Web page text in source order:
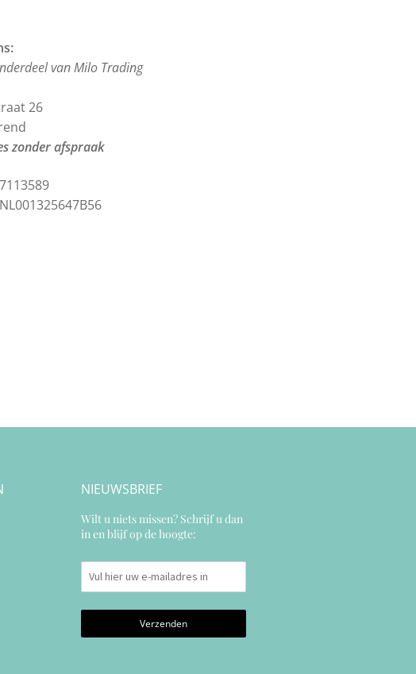
van Milo Trading
26
zonder afspraak
NL001325647B56
NIEUWSBRIEF
Wilt u niets missen? Schrijf u dan
in en blijf op de hoogte: